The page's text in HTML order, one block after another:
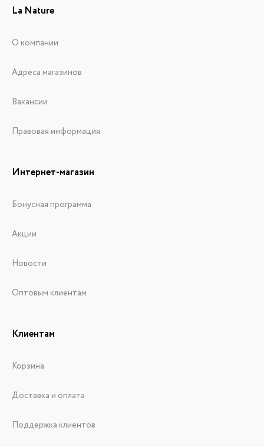
La Nature
О компании
Адреса магазинов
Вакансии
Правовая информация
Интернет-магазин
Бонусная программа
Акции
Новости
Оптовым клиентам
Клиентам
Корзина
Доставка и оплата
Поддержка клиентов